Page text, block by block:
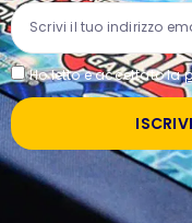
Ho letto e accettato la